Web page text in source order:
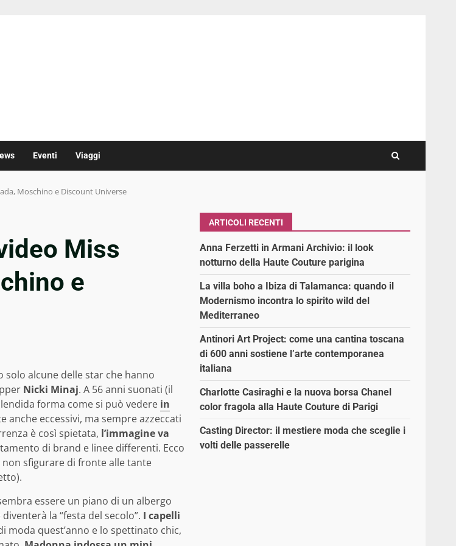
Eventi Viaggi
Moschino e Discount Universe
Miss
e
solo alcune delle star che hanno
Nicki Minaj. A 56 anni suonati (il
forma come si può vedere in
eccessivi, ma sempre azzeccati
è così spietata, l’immagine va
di brand e linee differenti. Ecco
sfigurare di fronte alle tante
essere un piano di un albergo
la “festa del secolo”. I capelli
moda quest’anno e lo spettinato chic,
ARTICOLI RECENTI
Anna Ferzetti in Armani Archivio: il look
notturno della Haute Couture parigina
La villa boho a Ibiza di Talamanca: quando il
Modernismo incontra lo spirito wild del
Mediterraneo
Antinori Art Project: come una cantina toscana
di 600 anni sostiene l’arte contemporanea
italiana
Charlotte Casiraghi e la nuova borsa Chanel
color fragola alla Haute Couture di Parigi
Casting Director: il mestiere moda che sceglie i
volti delle passerelle